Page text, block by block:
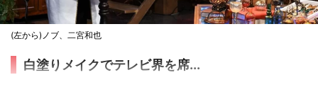
(左から)ノブ、二宮和也
白塗りメイクでテレビ界を席...